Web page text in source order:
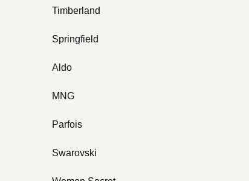
Timberland
Springfield
Aldo
MNG
Parfois
Swarovski